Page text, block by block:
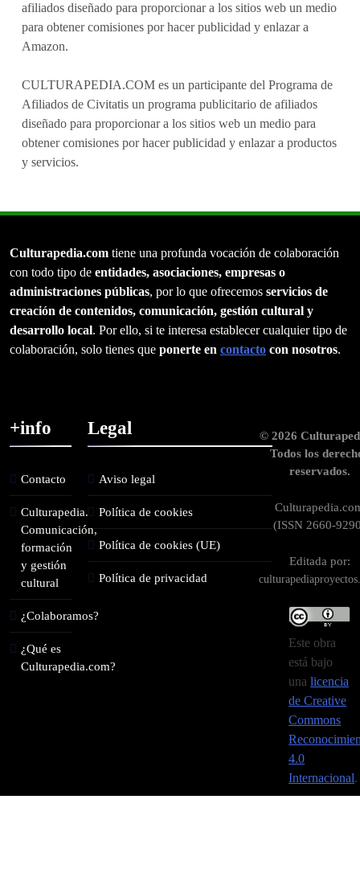
afiliados diseñado para proporcionar a los sitios web un medio
para obtener comisiones por hacer publicidad y enlazar a
Amazon.
CULTURAPEDIA.COM es un participante del Programa de
Afiliados de Civitatis un programa publicitario de afiliados
diseñado para proporcionar a los sitios web un medio para
obtener comisiones por hacer publicidad y enlazar a productos
y servicios.
Culturapedia.com tiene una profunda vocación de colaboración
con todo tipo de entidades, asociaciones, empresas o
administraciones públicas, por lo que ofrecemos servicios de
creación de contenidos, comunicación, gestión cultural y
desarrollo local. Por ello, si te interesa establecer cualquier tipo de
colaboración, solo tienes que ponerte en contacto con nosotros.
+info
Contacto
Culturapedia.
Comunicación,
formación
y gestión
cultural
¿Colaboramos?
¿Qué es
Culturapedia.com?
Legal
Aviso legal
Política de cookies
Política de cookies (UE)
Política de privacidad
© 2026
Todos los
reservados.
(ISSN 2660-
Editada por:
Este obra
está bajo
unalicencia
de Creative
Commons
4.0
Internacional.